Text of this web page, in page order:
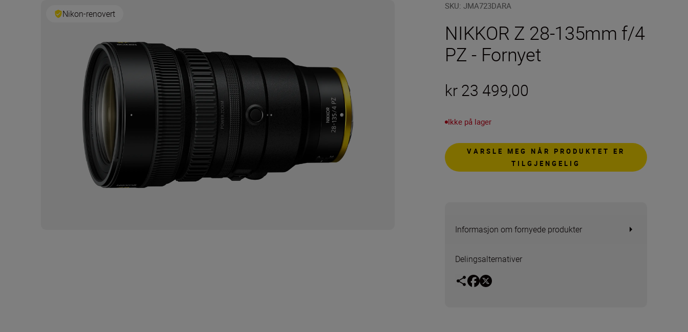
Nikon-renovert
SKU:JMA723DARA
NIKKOR Z 28-135mm f/4
PZ - Fornyet
kr 23 499,00
Ikke på lager
VARSLE MEG NÅR PRODUKTET ER
TILGJENGELIG
Informasjon om fornyede produkter
Delingsalternativer